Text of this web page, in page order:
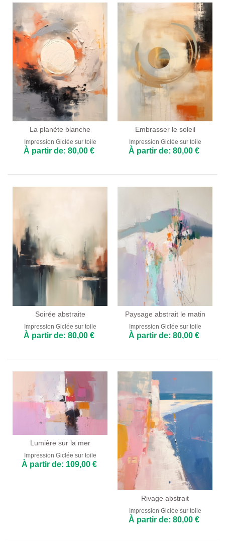
La planète blanche
Impression Giclée sur toile
À partir de: 80,00 €
Embrasser le soleil
Impression Giclée sur toile
À partir de: 80,00 €
Soirée abstraite
Impression Giclée sur toile
À partir de: 80,00 €
Paysage abstrait le matin
Impression Giclée sur toile
À partir de: 80,00 €
Lumière sur la mer
Impression Giclée sur toile
À partir de: 109,00 €
Rivage abstrait
Impression Giclée sur toile
À partir de: 80,00 €